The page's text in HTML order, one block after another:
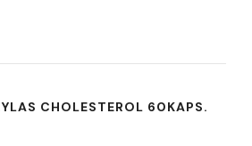
CHOLESTEROL 60KAPS.